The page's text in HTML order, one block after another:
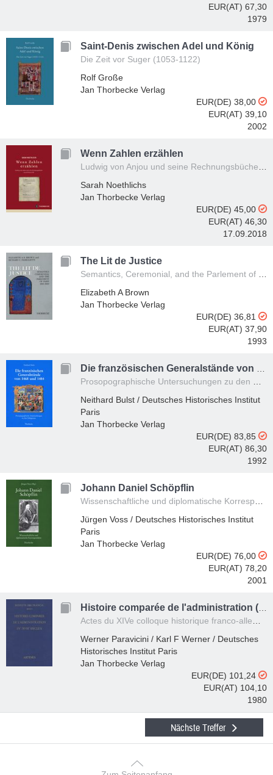
EUR(AT) 67,30
1979
Saint-Denis zwischen Adel und König
Die Zeit vor Suger (1053-1122)
Rolf Große
Jan Thorbecke Verlag
EUR(DE) 38,00
EUR(AT) 39,10
2002
Wenn Zahlen erzählen
Ludwig von Anjou und seine Rechnungsbücher von 1370 bis 1379
Sarah Noethlichs
Jan Thorbecke Verlag
EUR(DE) 45,00
EUR(AT) 46,30
17.09.2018
The Lit de Justice
Semantics, Ceremonial, and the Parlement of Paris 1300-1600
Elizabeth A Brown
Jan Thorbecke Verlag
EUR(DE) 36,81
EUR(AT) 37,90
1993
Prosopographische Untersuchungen zu den Delegierten
Neithard Bulst / Deutsches Historisches Institut
Paris
Jan Thorbecke Verlag
EUR(DE) 83,85
EUR(AT) 86,30
1992
Johann Daniel Schöpflin
Wissenschaftliche und diplomatische Korrespondenz
Jürgen Voss / Deutsches Historisches Institut
Paris
Jan Thorbecke Verlag
EUR(DE) 76,00
EUR(AT) 78,20
2001
Actes du XIVe colloque historique franco-allemand, Tours, 27 mars - 1er avril 1977 organisé en collaboration avec le Centre d'Etudes Supérieures de la Renaissance par l'Institut Historique Allemand de Paris
Werner Paravicini / Karl F Werner / Deutsches
Historisches Institut Paris
Jan Thorbecke Verlag
EUR(DE) 101,24
EUR(AT) 104,10
1980
Nächste Treffer